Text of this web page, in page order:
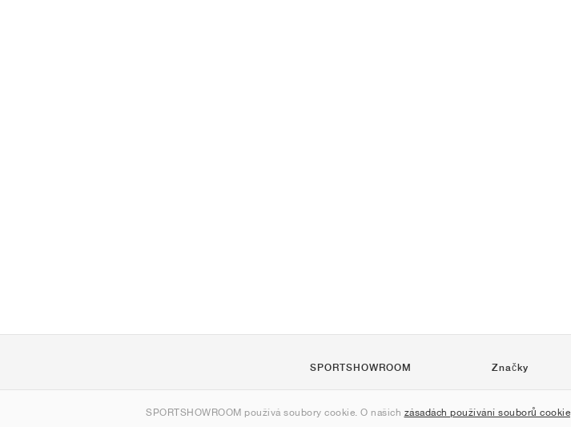
SPORTSHOWROOM používá soubory cookie. O našich zásadách používání souborů cookie
SPORTSHOWROOM
Kontakt
Značky
Jordan